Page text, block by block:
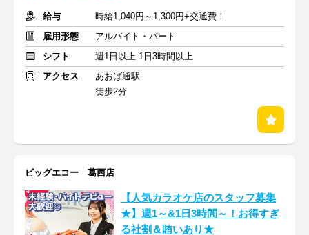
給与
時給1,040円～1,300円+交通費！
雇用形態
アルバイト・パート
シフト
週1日以上 1日3時間以上
アクセス
あおば通駅
徒歩2分
ビッグエコー 葛西店
【人気カラオケ店のスタッフ募集
★】週1～&1日3時間～！お得すぎ
る社割＆賄いあり★